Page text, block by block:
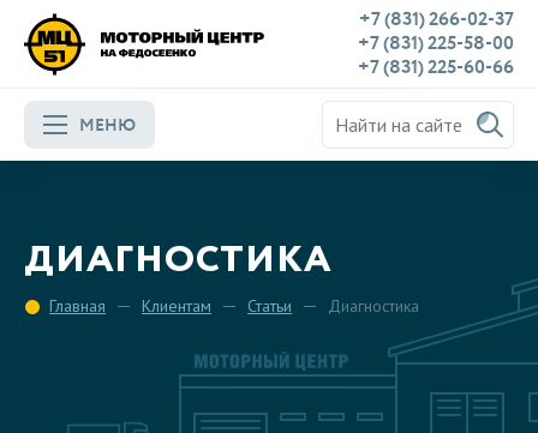
+7 (831) 266-02-37
+7 (831) 225-58-00
+7 (831) 225-60-66
МЕНЮ
ДИАГНОСТИКА
Главная Клиентам Статьи Диагностика